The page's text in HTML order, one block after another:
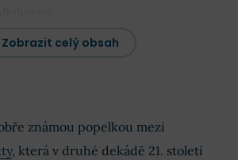
Zobrazit celý obsah
známou popelkou mezi
, která v druhé dekádě 21. století